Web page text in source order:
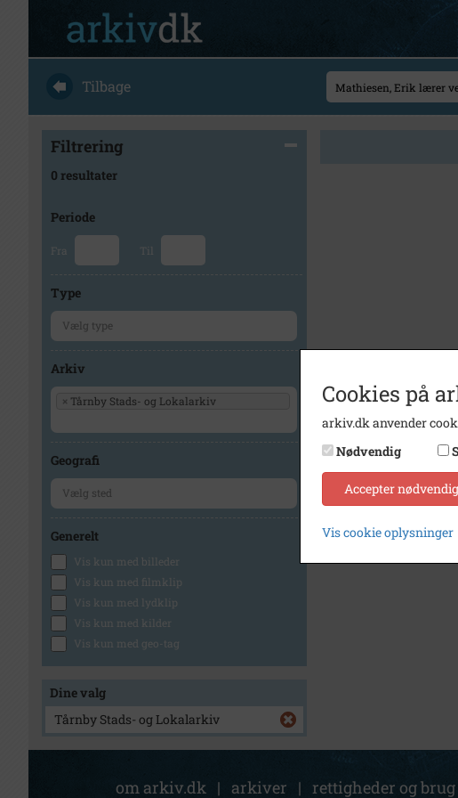
Tilbage
Filtrering
0 resultater
Periode
Fra Til
Type
Arkiv
× Tårnby Stads- og Lokalarkiv
Geografi
Generelt
Vis kun med billeder
Vis kun med filmklip
Vis kun med lydklip
Vis kun med kilder
Vis kun med geo-tag
Dine valg
Tårnby Stads- og Lokalarkiv
om arkiv.dk | arkiver | rettigheder og brug
Cookies på
arkiv.dk anvender
Nødvendig
Accepter
Vis cookie oplysninger